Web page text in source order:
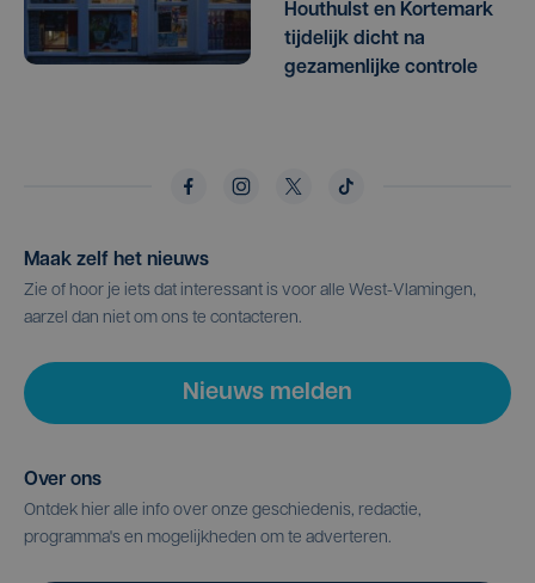
Houthulst en Kortemark
tijdelijk dicht na
gezamenlijke controle
Maak zelf het nieuws
Zie of hoor je iets dat interessant is voor alle West-Vlamingen,
aarzel dan niet om ons te contacteren.
Nieuws melden
Over ons
Ontdek hier alle info over onze geschiedenis, redactie,
programma's en mogelijkheden om te adverteren.